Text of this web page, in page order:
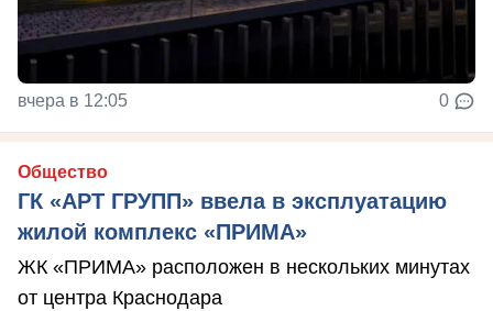
вчера в 12:05 0
Общество
ГК «АРТ ГРУПП» ввела в эксплуатацию
жилой комплекс «ПРИМА»
ЖК «ПРИМА» расположен в нескольких минутах
от центра Краснодара